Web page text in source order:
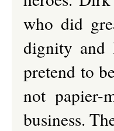
who did
dignity and
pretend to
not papier-
business.